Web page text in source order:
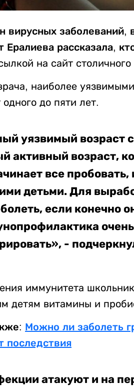
вирусных
Ералиева рассказала,
на сайт столичного
наиболее
одного до пяти лет.
уязвимый возраст
активный возраст,
все пробовать,
детьми. Для
если конечно
-
иммунитета
детям витамины и
Можно ли заболеть
последствия
атакуют и на